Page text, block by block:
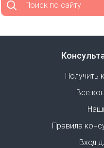
Поиск по сайту
Получить
Все
Правила
Вход